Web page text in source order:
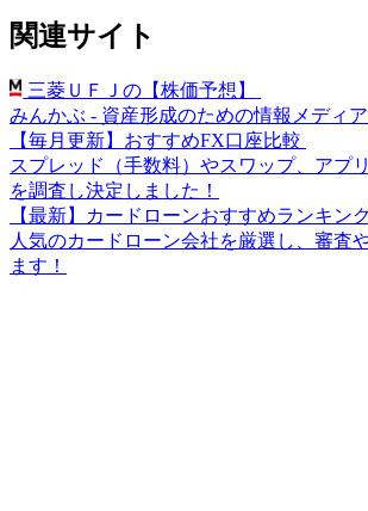
関連サイト
三菱ＵＦＪの【株価予想】
みんかぶ - 資産形成のための情報メディア
【毎月更新】おすすめFX口座比較
スプレッド（手数料）やスワップ、アプ
を調査し決定しました！
【最新】カードローンおすすめランキン
人気のカードローン会社を厳選し、審査
ます！